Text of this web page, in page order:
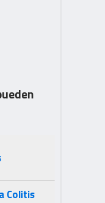
Colitis